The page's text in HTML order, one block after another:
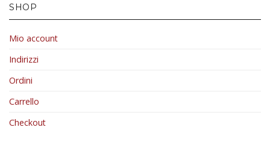
SHOP
Mio account
Indirizzi
Ordini
Carrello
Checkout